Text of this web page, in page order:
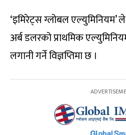
‘इमिरेट्स ग्लोबल एल्युमिनियम’
अर्ब डलरको प्राथमिक
लगानी गर्ने विज्ञप्तिमा छ ।